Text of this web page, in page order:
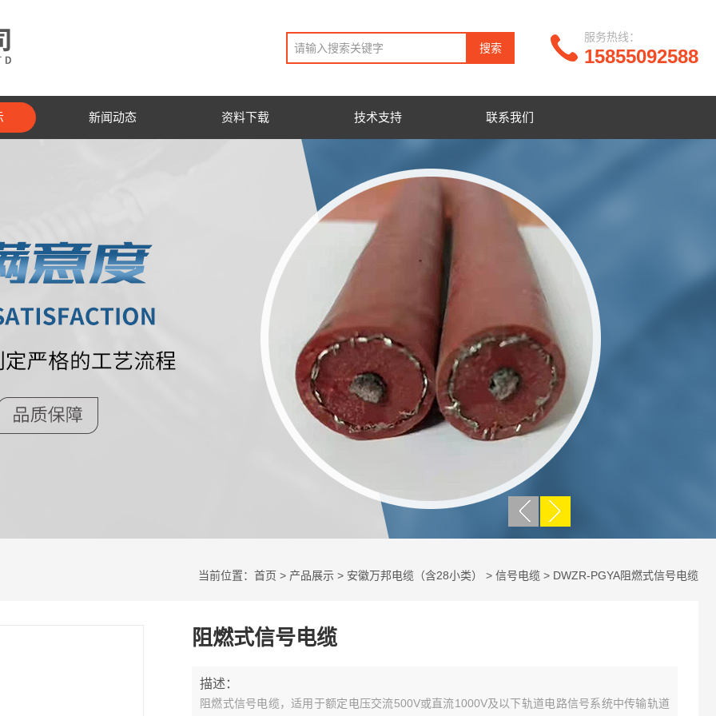
15855092588
服务热线：
新闻动态 资料下载 技术支持 联系我们
当前位置： 首页 > 产品展示 > 安徽万邦电缆（含28小类） > 信号电缆 > DWZR-PGYA阻燃式信号电缆
阻燃式信号电缆
描述：
阻燃式信号电缆，适用于额定电压交流500V或直流1000V及以下轨道电路信号系统中传输轨道